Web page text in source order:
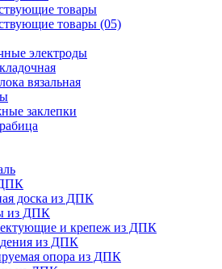
товары
товары (05)
электроды
вязальная
заклепки
доска из ДПК
из ДПК
и крепеж из ДПК
из ДПК
опора из ДПК